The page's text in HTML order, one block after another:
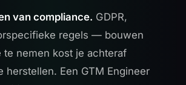
van compliance. GDPR,
regels — bouwen
te nemen kost je achteraf
herstellen. Een GTM Engineer